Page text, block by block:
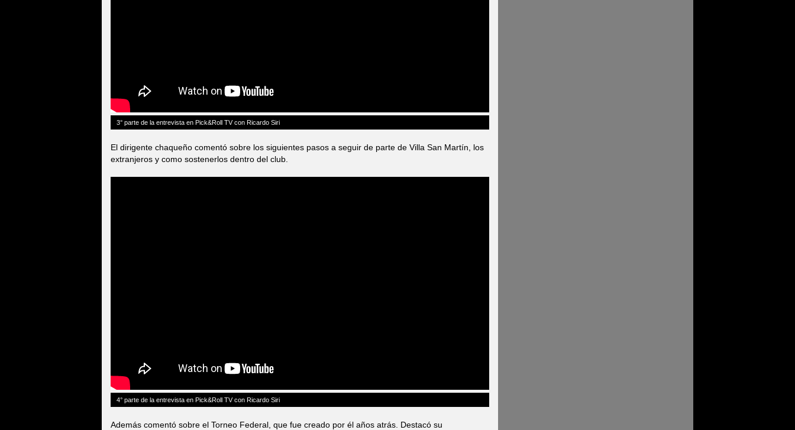
3° parte de la entrevista en Pick&Roll TV con Ricardo Siri
El dirigente chaqueño comentó sobre los siguientes pasos a seguir de parte de Villa San Martín, los
extranjeros y como sostenerlos dentro del club.
4° parte de la entrevista en Pick&Roll TV con Ricardo Siri
Además comentó sobre el Torneo Federal, que fue creado por él años atrás. Destacó su